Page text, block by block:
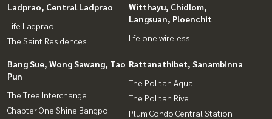
Ladprao, Central Ladprao
Life Ladprao
The Saint Residences
Witthayu, Chidlom,
Langsuan, Ploenchit
life one wireless
Bang Sue, Wong Sawang, Tao
Pun
The Tree Interchange
Chapter One Shine Bangpo
Rattanathibet, Sanambinna
The Politan Aqua
The Politan Rive
Plum Condo Central Station